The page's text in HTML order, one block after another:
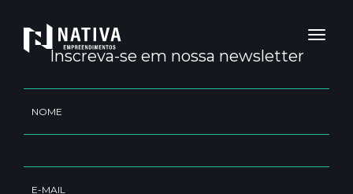
Toggle
Inscreva-se em nossa newsletter